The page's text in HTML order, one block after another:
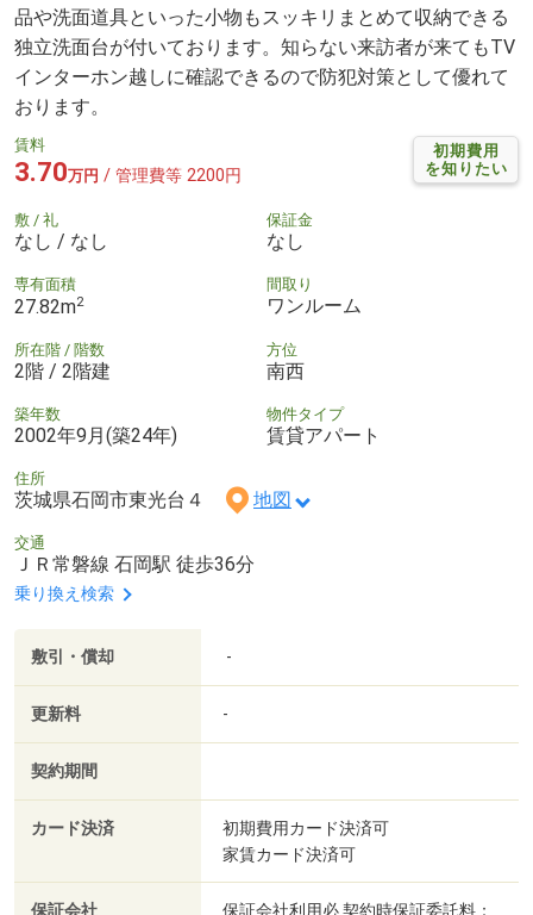
品や洗面道具といった小物もスッキリまとめて収納できる
独立洗面台が付いております。知らない来訪者が来てもTV
インターホン越しに確認できるので防犯対策として優れて
おります。
初期費用
を知りたい
賃料
3.70万円 / 管理費等 2200円
敷 / 礼
なし / なし
保証金
なし
専有面積
27.82m2
間取り
ワンルーム
所在階 / 階数
2階 / 2階建
方位
南西
築年数
2002年9月(築24年)
物件タイプ
賃貸アパート
住所
茨城県石岡市東光台４ 地図
交通
ＪＲ常磐線 石岡駅 徒歩36分
乗り換え検索
敷引・償却 -
更新料 -
契約期間
カード決済
初期費用カード決済可
家賃カード決済可
保証会社
保証会社利用必 契約時保証委託料：